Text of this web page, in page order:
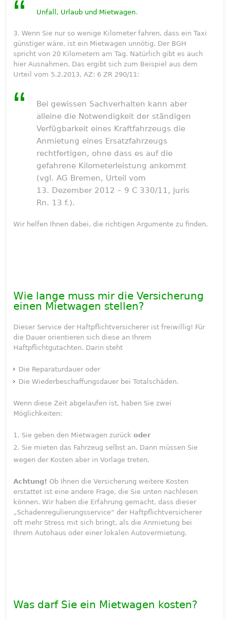
Unfall, Urlaub und Mietwagen.
3. Wenn Sie nur so wenige Kilometer fahren, dass ein Taxi
günstiger wäre, ist ein Mietwagen unnötig. Der BGH
spricht von 20 Kilometern am Tag. Natürlich gibt es auch
hier Ausnahmen. Das ergibt sich zum Beispiel aus dem
Urteil vom 5.2.2013, AZ: 6 ZR 290/11:
Bei gewissen Sachverhalten kann aber
alleine die Notwendigkeit der ständigen
Verfügbarkeit eines Kraftfahrzeugs die
Anmietung eines Ersatzfahrzeugs
rechtfertigen, ohne dass es auf die
gefahrene Kilometerleistung ankommt
(vgl. AG Bremen, Urteil vom
13. Dezember 2012 – 9 C 330/11, juris
Rn. 13 f.).
Wir helfen Ihnen dabei, die richtigen Argumente zu finden.
Wie lange muss mir die Versicherung
einen Mietwagen stellen?
Dieser Service der Haftpflichtversicherer ist freiwillig! Für
die Dauer orientieren sich diese an Ihrem
Haftpflichtgutachten. Darin steht
Die Reparaturdauer oder
Die Wiederbeschaffungsdauer bei Totalschäden.
Wenn diese Zeit abgelaufen ist, haben Sie zwei
Möglichkeiten:
Sie geben den Mietwagen zurückoder
Sie mieten das Fahrzeug selbst an. Dann müssen Sie
wegen der Kosten aber in Vorlage treten.
Achtung! Ob Ihnen die Versicherung weitere Kosten
erstattet ist eine andere Frage, die Sie unten nachlesen
können. Wir haben die Erfahrung gemacht, dass dieser
„Schadenregulierungsservice“ der Haftpflichtversicherer
oft mehr Stress mit sich bringt, als die Anmietung bei
Ihrem Autohaus oder einer lokalen Autovermietung.
Was darf Sie ein Mietwagen kosten?